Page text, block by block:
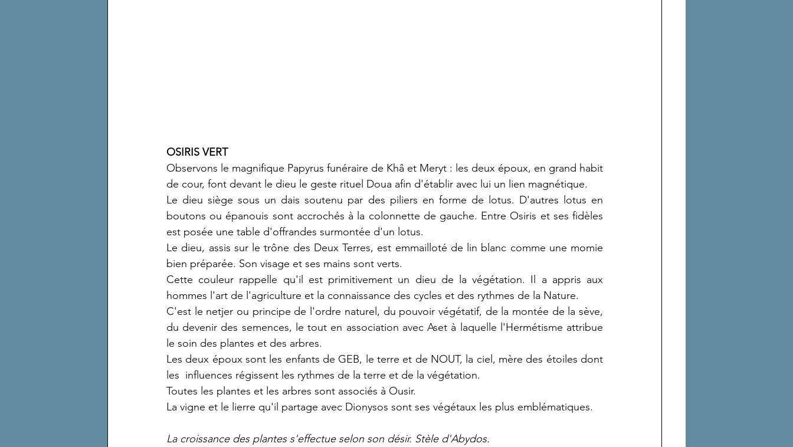
OSIRIS VERT
Observons le magnifique Papyrus funéraire de Khâ et Meryt : les deux époux, en grand habit
de cour, font devant le dieu le geste rituel Doua afin d'établir avec lui un lien magnétique.
Le dieu siège sous un dais soutenu par des piliers en forme de lotus. D'autres lotus en
boutons ou épanouis sont accrochés à la colonnette de gauche. Entre Osiris et ses fidèles
est posée une table d'offrandes surmontée d'un lotus.
Le dieu, assis sur le trône des Deux Terres, est emmailloté de lin blanc comme une momie
bien préparée. Son visage et ses mains sont verts.
Cette couleur rappelle qu'il est primitivement un dieu de la végétation. Il a appris aux
hommes l'art de l'agriculture et la connaissance des cycles et des rythmes de la Nature.
C'est le netjer ou principe de l'ordre naturel, du pouvoir végétatif, de la montée de la sève,
du devenir des semences, le tout en association avec Aset à laquelle l'Hermétisme attribue
le soin des plantes et des arbres.
Les deux époux sont les enfants de GEB, le terre et de NOUT, la ciel, mère des étoiles dont
les  influences régissent les rythmes de la terre et de la végétation.
Toutes les plantes et les arbres sont associés à Ousir.
La vigne et le lierre qu'il partage avec Dionysos sont ses végétaux les plus emblématiques.
La croissance des plantes s'effectue selon son désir. Stèle d'Abydos.